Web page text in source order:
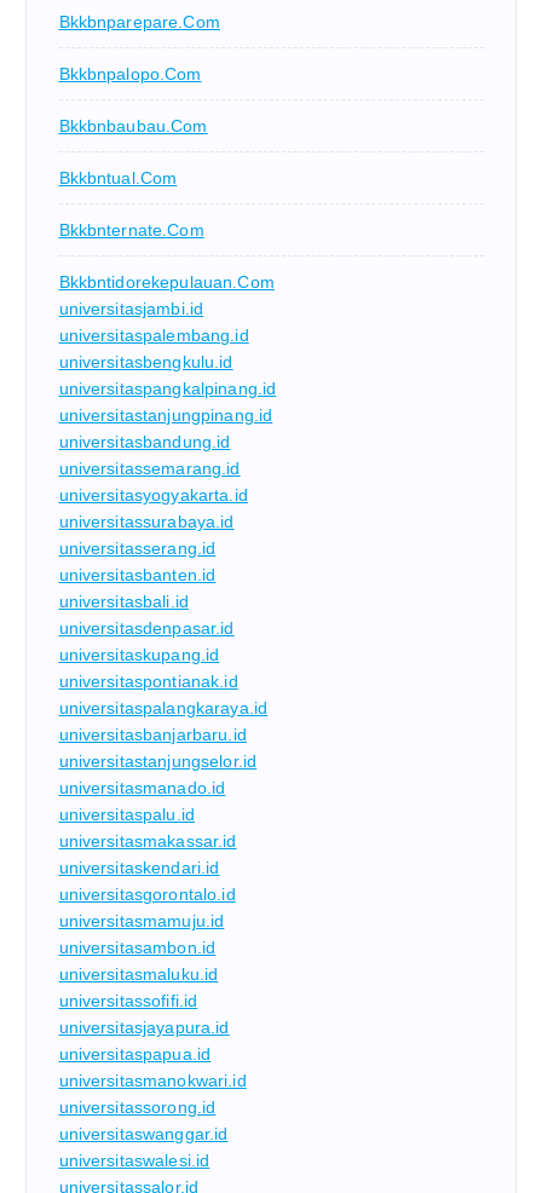
Bkkbnparepare.com
Bkkbnpalopo.com
Bkkbnbaubau.com
Bkkbntual.com
Bkkbnternate.com
Bkkbntidorekepulauan.com
universitasjambi.id
universitaspalembang.id
universitasbengkulu.id
universitaspangkalpinang.id
universitastanjungpinang.id
universitasbandung.id
universitassemarang.id
universitasyogyakarta.id
universitassurabaya.id
universitasserang.id
universitasbanten.id
universitasbali.id
universitasdenpasar.id
universitaskupang.id
universitaspontianak.id
universitaspalangkaraya.id
universitasbanjarbaru.id
universitastanjungselor.id
universitasmanado.id
universitaspalu.id
universitasmakassar.id
universitaskendari.id
universitasgorontalo.id
universitasmamuju.id
universitasambon.id
universitasmaluku.id
universitassofifi.id
universitasjayapura.id
universitaspapua.id
universitasmanokwari.id
universitassorong.id
universitaswanggar.id
universitaswalesi.id
universitassalor.id